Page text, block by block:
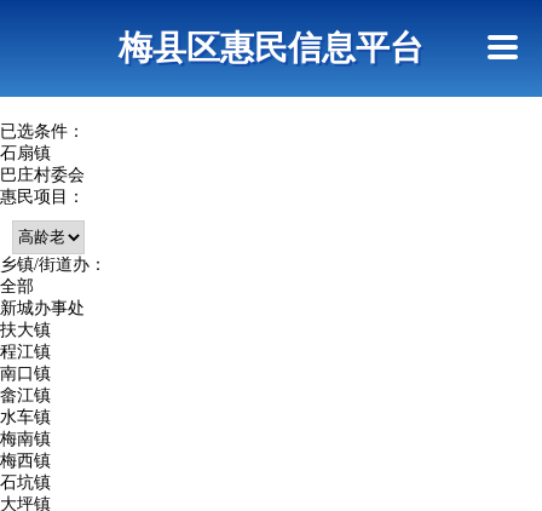
查询指引梅县区惠民信息平台
已选条件：
石扇镇
巴庄村委会
惠民项目：
乡镇/街道办：
全部
新城办事处
扶大镇
程江镇
南口镇
畲江镇
水车镇
梅南镇
梅西镇
石坑镇
大坪镇